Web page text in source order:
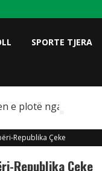
SPORTE TJERA
e plotë nga Omeragiç
Republika Çeke
Republika Çeke